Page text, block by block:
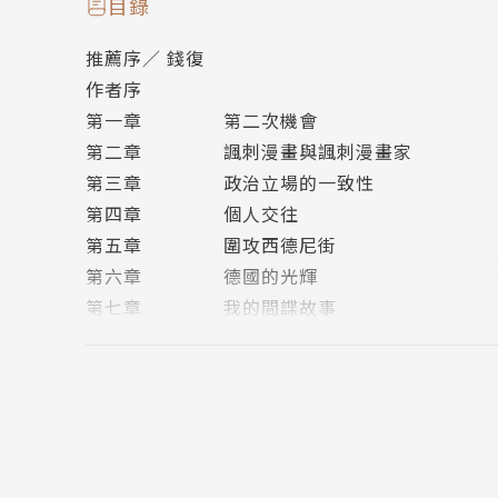
英國一代名相，二十世紀最重要政治領袖之一，
演說家、史學家、作家和畫家的多重身分。對英
獲諾貝爾文學獎。
二〇〇二年，在 BBC 舉行的「最偉大的一百名
s）、《第二次世界大戰回憶錄》（The
Peoples）、《我的早年生活》（My Early Life
目錄
推薦序／ 錢復
作者序
第一章 第二次機會
第二章 諷刺漫畫與諷刺漫畫家
第三章 政治立場的一致性
第四章 個人交往
第五章 圍攻西德尼街
第六章 德國的光輝
第七章 我的間諜故事